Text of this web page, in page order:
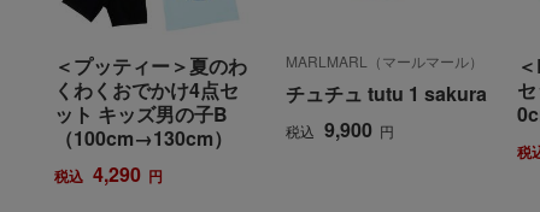
＜プッティー＞夏のわ
くわくおでかけ4点セ
ット キッズ男の子B
（100cm→130cm）
税込 4,290 円
MARLMARL（マールマール）
チュチュ tutu 1 sakura
税込 9,900 円
税